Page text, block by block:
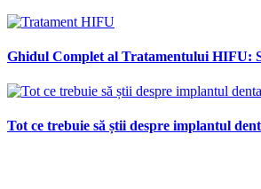
Ghidul Complet al Tratamentului HIFU:
Tot ce trebuie să știi despre implantul